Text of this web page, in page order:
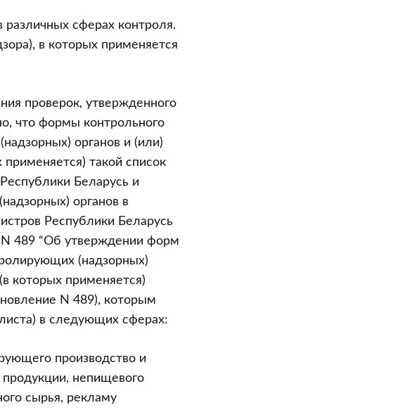
различных сферах контроля.
в которых применяется
проверок, утвержденного
что формы контрольного
органов и (или)
такой список
Беларусь и
органов в
Республики Беларусь
N 489 “Об утверждении форм
(надзорных)
которых применяется)
N 489), которым
в следующих сферах:
производство и
непищевого
сырья, рекламу